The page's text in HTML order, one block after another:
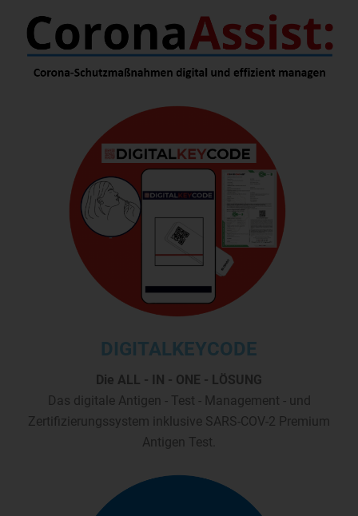
DIGITALKEYCODE
Die ALL - IN - ONE - LÖSUNG
Das digitale Antigen - Test - Management - und
Zertifizierungssystem inklusive SARS-COV-2 Premium
Antigen Test.